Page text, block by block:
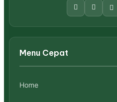
Menu Cepat
Home